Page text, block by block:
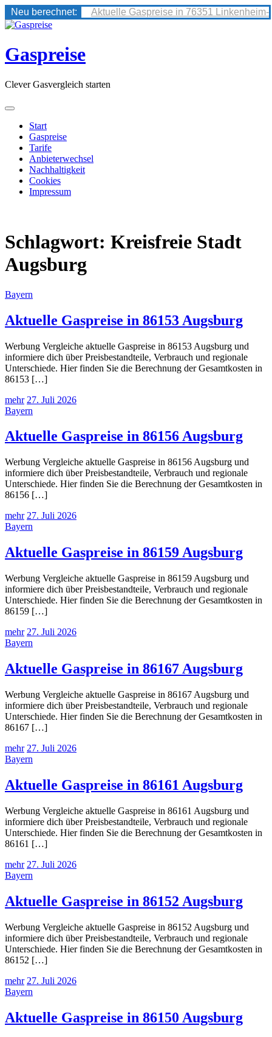
Neu berechnet:
Aktuelle Gaspreise in 76351 Linkenheim-
Skip
content
Gaspreise
Clever Gasvergleich starten
Start
Gaspreise
Tarife
Anbieterwechsel
Nachhaltigkeit
Cookies
Impressum
Schlagwort: Kreisfreie Stadt
Augsburg
Bayern
Aktuelle Gaspreise in 86153 Augsburg
Werbung Vergleiche aktuelle Gaspreise in 86153 Augsburg und
informiere dich über Preisbestandteile, Verbrauch und regionale
Unterschiede. Hier finden Sie die Berechnung der Gesamtkosten in
86153 […]
mehr 27. Juli 2026
Bayern
Aktuelle Gaspreise in 86156 Augsburg
Werbung Vergleiche aktuelle Gaspreise in 86156 Augsburg und
informiere dich über Preisbestandteile, Verbrauch und regionale
Unterschiede. Hier finden Sie die Berechnung der Gesamtkosten in
86156 […]
mehr 27. Juli 2026
Bayern
Aktuelle Gaspreise in 86159 Augsburg
Werbung Vergleiche aktuelle Gaspreise in 86159 Augsburg und
informiere dich über Preisbestandteile, Verbrauch und regionale
Unterschiede. Hier finden Sie die Berechnung der Gesamtkosten in
86159 […]
mehr 27. Juli 2026
Bayern
Aktuelle Gaspreise in 86167 Augsburg
Werbung Vergleiche aktuelle Gaspreise in 86167 Augsburg und
informiere dich über Preisbestandteile, Verbrauch und regionale
Unterschiede. Hier finden Sie die Berechnung der Gesamtkosten in
86167 […]
mehr 27. Juli 2026
Bayern
Aktuelle Gaspreise in 86161 Augsburg
Werbung Vergleiche aktuelle Gaspreise in 86161 Augsburg und
informiere dich über Preisbestandteile, Verbrauch und regionale
Unterschiede. Hier finden Sie die Berechnung der Gesamtkosten in
86161 […]
mehr 27. Juli 2026
Bayern
Aktuelle Gaspreise in 86152 Augsburg
Werbung Vergleiche aktuelle Gaspreise in 86152 Augsburg und
informiere dich über Preisbestandteile, Verbrauch und regionale
Unterschiede. Hier finden Sie die Berechnung der Gesamtkosten in
86152 […]
mehr 27. Juli 2026
Bayern
Aktuelle Gaspreise in 86150 Augsburg